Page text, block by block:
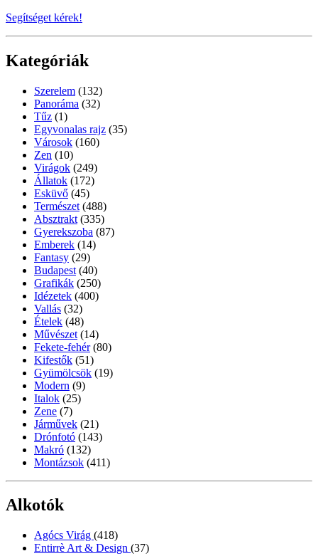
Segítséget kérek!
Kategóriák
Szerelem (132)
Panoráma (32)
Tűz (1)
Egyvonalas rajz (35)
Városok (160)
Zen (10)
Virágok (249)
Állatok (172)
Esküvő (45)
Természet (488)
Absztrakt (335)
Gyerekszoba (87)
Emberek (14)
Fantasy (29)
Budapest (40)
Grafikák (250)
Idézetek (400)
Vallás (32)
Ételek (48)
Művészet (14)
Fekete-fehér (80)
Kifestők (51)
Gyümölcsök (19)
Modern (9)
Italok (25)
Zene (7)
Járművek (21)
Drónfotó (143)
Makró (132)
Montázsok (411)
Alkotók
Agócs Virág (418)
Entirrè Art & Design (37)